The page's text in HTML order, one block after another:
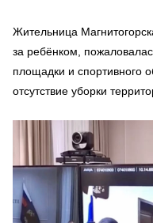
Жительница
за ребёнком,
площадки и спортивного
отсутствие уборки